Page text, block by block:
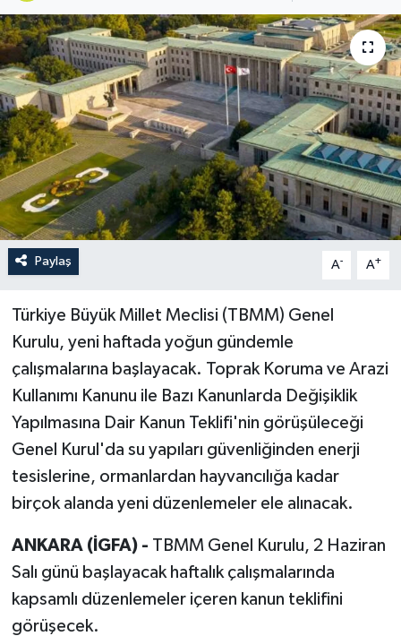
Paylaş A- A+
Türkiye Büyük Millet Meclisi (TBMM) Genel
Kurulu, yeni haftada yoğun gündemle
çalışmalarına başlayacak. Toprak Koruma ve Arazi
Kullanımı Kanunu ile Bazı Kanunlarda Değişiklik
Yapılmasına Dair Kanun Teklifi'nin görüşüleceği
Genel Kurul'da su yapıları güvenliğinden enerji
tesislerine, ormanlardan hayvancılığa kadar
birçok alanda yeni düzenlemeler ele alınacak.
ANKARA (İGFA) - TBMM Genel Kurulu, 2 Haziran
Salı günü başlayacak haftalık çalışmalarında
kapsamlı düzenlemeler içeren kanun teklifini
görüşecek.